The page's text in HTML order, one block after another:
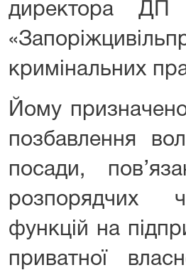
директора ДП
кримінальних
Йому
позбавлення
посади,
розпорядчих
функцій на
приватної